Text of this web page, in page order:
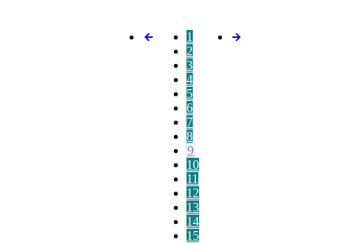
1
2
3
4
5
6
7
8
9
10
11
12
13
14
15